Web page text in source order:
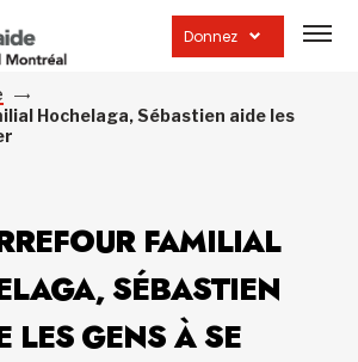
Donnez
la
Hochelaga, Sébastien aide les
FAMILIAL
SÉBASTIEN
LES GENS À SE